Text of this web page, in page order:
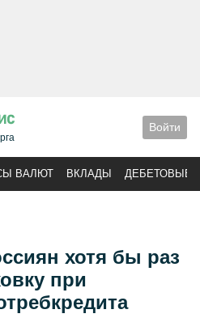
Войти
ВАЛЮТ ВКЛАДЫ ДЕБЕТОВЫЕ
хотя бы раз
при